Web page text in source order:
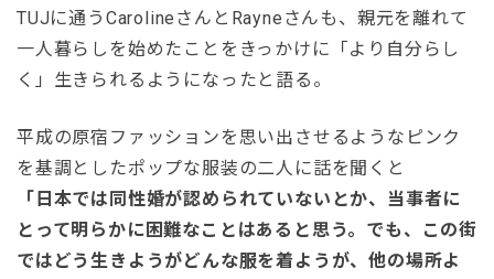
TUJに通うCarolineさんとRayneさんも、親元を離れて
一人暮らしを始めたことをきっかけに「より自分らし
く」生きられるようになったと語る。
平成の原宿ファッションを思い出させるようなピンク
を基調としたポップな服装の二人に話を聞くと
「日本では同性婚が認められていないとか、当事者に
とって明らかに困難なことはあると思う。でも、この街
ではどう生きようがどんな服を着ようが、他の場所よ